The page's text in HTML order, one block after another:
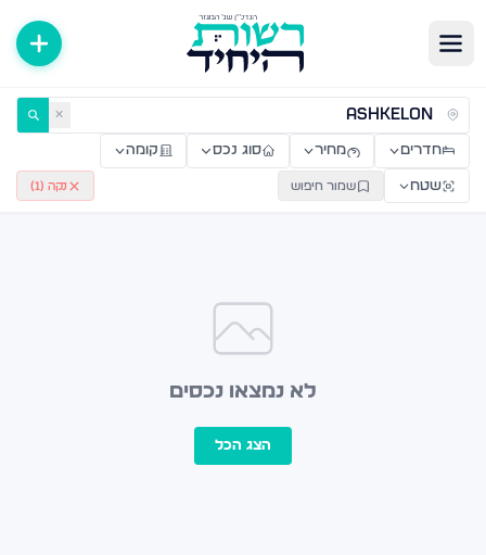
דירות למכירה ולהשכרה — רשות היחיד ✕
חדרים מחיר סוג נכס קומה
שטח שמור חיפוש נקה ( 1
)
לא נמצאו נכסים
הצג הכל